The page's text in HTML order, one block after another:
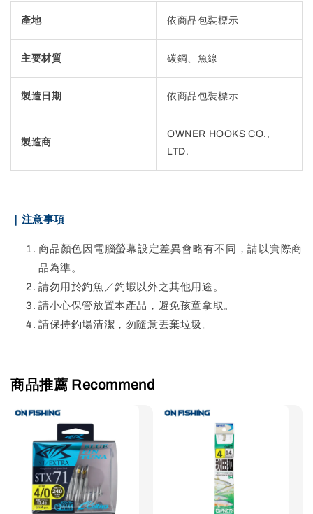
產地 依商品包裝標示
主要材質 碳鋼、魚線
製造日期 依商品包裝標示
製造商
OWNER HOOKS CO.,
LTD.
｜注意事項
商品顏色因電腦螢幕設定差異會略有不同，請以實際商
品為準。
請勿用於釣魚／釣蝦以外之其他用途。
請小心保管放置本產品，避免孩童拿取。
請保持釣場清潔，勿隨意丟棄垃圾。
商品推薦 Recommend